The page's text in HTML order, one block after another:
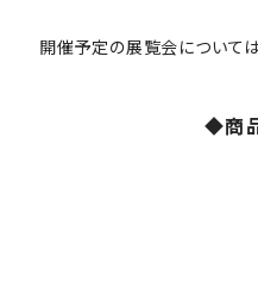
開催予定の展覧会について
◆商